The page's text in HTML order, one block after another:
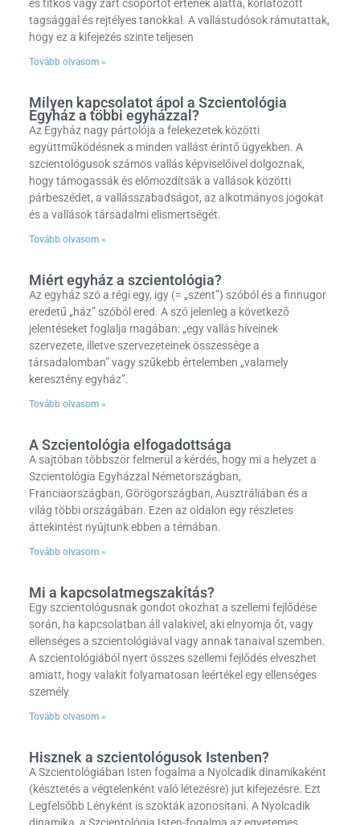
és titkos vagy zárt csoportot értenek alatta, korlátozott
tagsággal és rejtélyes tanokkal. A vallástudósok rámutattak,
hogy ez a kifejezés szinte teljesen
Tovább olvasom »
Milyen kapcsolatot ápol a Szcientológia
Egyház a többi egyházzal?
Az Egyház nagy pártolója a felekezetek közötti
együttműködésnek a minden vallást érintő ügyekben. A
szcientológusok számos vallás képviselőivel dolgoznak,
hogy támogassák és előmozdítsák a vallások közötti
párbeszédet, a vallásszabadságot, az alkotmányos jogokat
és a vallások társadalmi elismertségét.
Tovább olvasom »
Miért egyház a szcientológia?
Az egyház szó a régi egy, igy (= „szent”) szóból és a finnugor
eredetű „ház” szóból ered. A szó jelenleg a következő
jelentéseket foglalja magában: „egy vallás híveinek
szervezete, illetve szervezeteinek összessége a
társadalomban” vagy szűkebb értelemben „valamely
keresztény egyház”.
Tovább olvasom »
A Szcientológia elfogadottsága
A sajtóban többször felmerül a kérdés, hogy mi a helyzet a
Szcientológia Egyházzal Németországban,
Franciaországban, Görögországban, Ausztráliában és a
világ többi országában. Ezen az oldalon egy részletes
áttekintést nyújtunk ebben a témában.
Tovább olvasom »
Mi a kapcsolatmegszakítás?
Egy szcientológusnak gondot okozhat a szellemi fejlődése
során, ha kapcsolatban áll valakivel, aki elnyomja őt, vagy
ellenséges a szcientológiával vagy annak tanaival szemben.
A szcientológiából nyert összes szellemi fejlődés elveszhet
amiatt, hogy valakit folyamatosan leértékel egy ellenséges
személy
Tovább olvasom »
Hisznek a szcientológusok Istenben?
A Szcientológiában Isten fogalma a Nyolcadik dinamikaként
(késztetés a végtelenként való létezésre) jut kifejezésre. Ezt
Legfelsőbb Lényként is szokták azonosítani. A Nyolcadik